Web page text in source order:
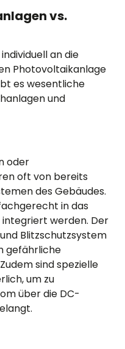
vs.
an die
Photovoltaikanlage
es wesentliche
und
oder
oft von bereits
des Gebäudes.
in das
werden. Der
Blitzschutzsystem
gefährliche
sind spezielle
um zu
über die DC-